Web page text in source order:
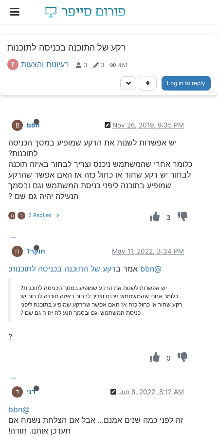
רקע של התוכנה בכניסה לתוכנות
רעיונות והצעות 3 3 451
Log in to reply
B bbn Nov 26, 2019, 9:35 PM
יש אפשרות לשנות את הרקע שמופיע במסך הכניסה
לתוכנות?
כלומר אחרי שהמשתמש ניכנס וצריך לבחור באיזה תוכנה
לבחור יש רקע שחור או כחול כזה אז האם אפשר שהרקע
שמופיע בתוכנה ליפני כניסת המשתמש וגם ובסמך
הנעילה יהיה גם שם ?
ח ד 2 Replies 3
ח חוקר1 May 11, 2022, 3:34 PM
@bbn אמר ברקע של התוכנה בכניסה לתוכנות:
יש אפשרות לשנות את הרקע שמופיע במסך הכניסה לתוכנות?
כלומר אחרי שהמשתמש ניכנס וצריך לבחור באיזה תוכנה לבחור יש
רקע שחור או כחול כזה אז האם אפשר שהרקע שמופיע בתוכנה ליפני
כניסת המשתמש וגם ובסמך הנעילה יהיה גם שם ?
?
0
ד דני Jun 8, 2022, 8:12 AM
@bbn
זה לפני כמה שנים אמנם... אבל אם הצלחת נשמח אם
תעדכן אותנו. תודה!